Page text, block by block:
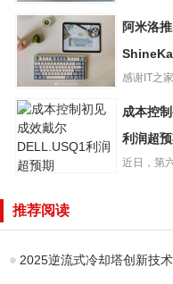
喜讯！北京天坛
普华医院成功完
成首例“磁波刀”手
阿米洛推出全新
Minilo75%和
ShineKa
阿米洛
ShineKa
感谢IT之
效戴尔
DELL.USQ1利润
成本控
利润超预
近日，第
推荐阅读
2025逆流式冷却塔创新技